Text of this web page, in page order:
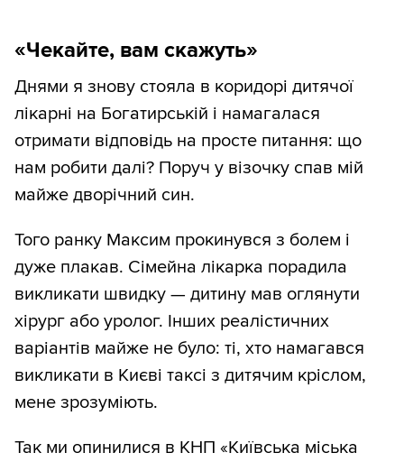
«Чекайте, вам скажуть»
Днями я знову стояла в коридорі дитячої
лікарні на Богатирській і намагалася
отримати відповідь на просте питання: що
нам робити далі? Поруч у візочку спав мій
майже дворічний син.
Того ранку Максим прокинувся з болем і
дуже плакав. Сімейна лікарка порадила
викликати швидку — дитину мав оглянути
хірург або уролог. Інших реалістичних
варіантів майже не було: ті, хто намагався
викликати в Києві таксі з дитячим кріслом,
мене зрозуміють.
Так ми опинилися в КНП «Київська міська